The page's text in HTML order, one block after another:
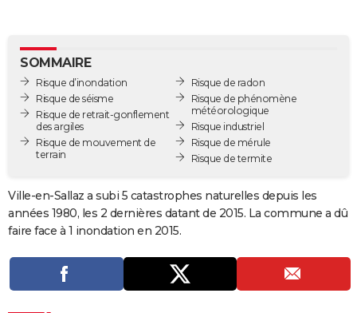
GUIDES D'ACHAT
BONS PLANS
CARTE DE VOEUX
Carte de Noël
Carte Bonne année
Carte Saint-Valentin
Carte Pâques
Carte d'anniversaire
DICTIONNAIRE
COPAINS D'AVANT
SOMMAIRE
Risque d’inondation
Risque de séisme
Risque de retrait-gonflement
des argiles
Risque de mouvement de
terrain
Risque de radon
Risque de phénomène
météorologique
Risque industriel
Risque de mérule
Risque de termite
Ville-en-Sallaz a subi 5 catastrophes naturelles depuis les
années 1980, les 2 dernières datant de 2015. La commune a dû
faire face à 1 inondation en 2015.